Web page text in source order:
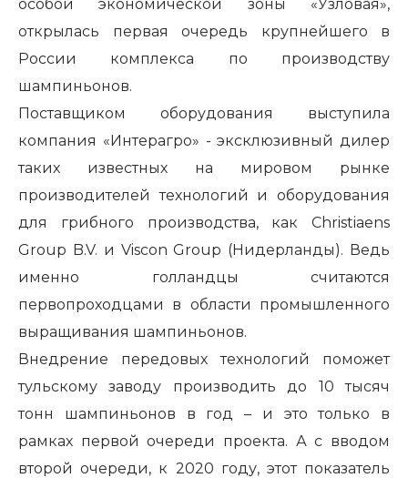
особой экономической зоны «Узловая»,
открылась первая очередь крупнейшего в
России комплекса по производству
шампиньонов.
Поставщиком оборудования выступила
компания «Интерагро» - эксклюзивный дилер
таких известных на мировом рынке
производителей технологий и оборудования
для грибного производства, как Christiaens
Group B.V. и Viscon Group (Нидерланды). Ведь
именно голландцы считаются
первопроходцами в области промышленного
выращивания шампиньонов.
Внедрение передовых технологий поможет
тульскому заводу производить до 10 тысяч
тонн шампиньонов в год – и это только в
рамках первой очереди проекта. А с вводом
второй очереди, к 2020 году, этот показатель